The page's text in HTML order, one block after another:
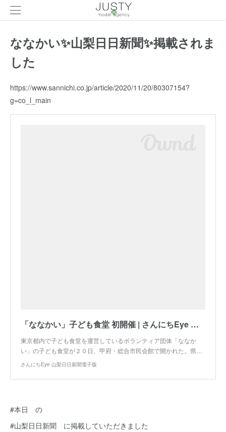
ななかい✨山梨日日新聞✨掲載されま
した
https://www.sannichi.co.jp/article/2020/11/20/80307154?
g=co_l_main
「ななかい」子ども食堂 初開催 | さんにちEye 山梨日日新聞電子版
東京都内で子ども食堂を運営しているボランティア団体「ななか
い」の子ども食堂が２０日、甲府・総合市民会館で開かれた。県…
さんにちEye 山梨日日新聞電子版
#本日 の
#山梨日日新聞 に掲載していただきました